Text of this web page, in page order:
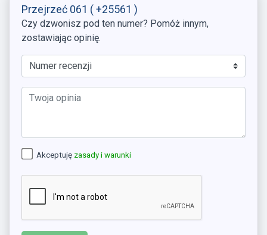
Przejrzeć 061 ( +25561 )
Czy dzwonisz pod ten numer? Pomóż innym,
zostawiając opinię.
Akceptuję zasady i warunki